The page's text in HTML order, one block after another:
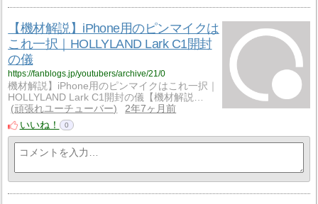
【機材解説】iPhone用のピンマイクは
これ一択｜HOLLYLAND Lark C1開封
の儀
https://fanblogs.jp/youtubers/archive/21/0
機材解説】iPhone用のピンマイクはこれ一択｜
HOLLYLAND Lark C1開封の儀【機材解説…
頑張れユーチューバー
2年7ヶ月前
いいね！
0